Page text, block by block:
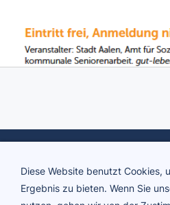
Diese Website benutzt Cookies,
Ergebnis zu bieten. Wenn Sie